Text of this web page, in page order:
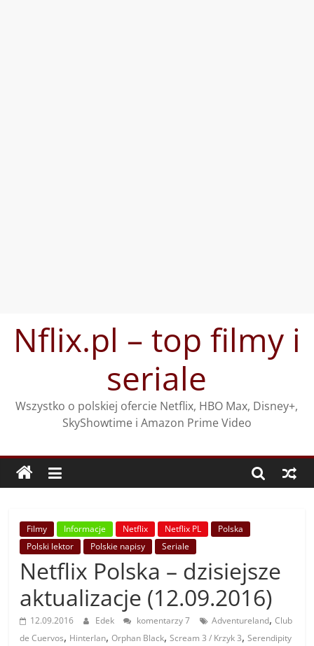
treściNflix.pl – top filmy i
seriale
Wszystko o polskiej ofercie Netflix, HBO Max, Disney+,
SkyShowtime i Amazon Prime Video
Filmy Informacje Netflix Netflix PL
Polska
Polski lektor
Polskie napisy Seriale
Netflix Polska – dzisiejsze
aktualizacje (12.09.2016)
12.09.2016 Edek komentarzy 7 Adventureland,Club
de Cuervos, Hinterlan,Orphan Black,Scream 3 / Krzyk 3,Serendipity